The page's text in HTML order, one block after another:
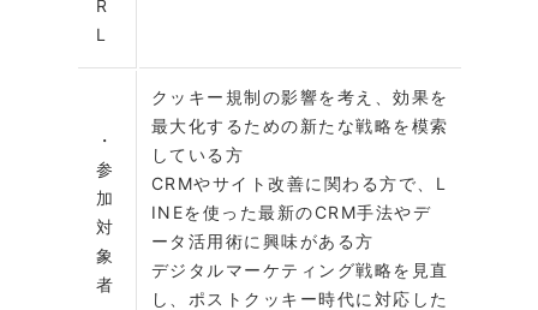
R
L
・
参
加
対
象
者
クッキー規制の影響を考え、効果を
最大化するための新たな戦略を模索
している方
CRMやサイト改善に関わる方で、L
INEを使った最新のCRM手法やデ
ータ活用術に興味がある方
デジタルマーケティング戦略を見直
し、ポストクッキー時代に対応した